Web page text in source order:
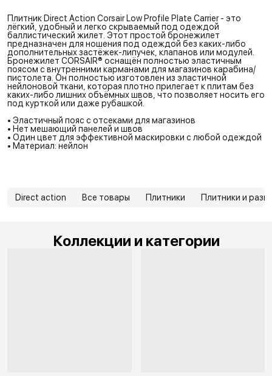
Плитник Direct Action Corsair Low Profile Plate Carrier - это
лёгкий, удобный и легко скрываемый под одеждой
баллистический жилет. Этот простой бронежилет
предназначен для ношения под одеждой без каких-либо
дополнительных застёжек-липучек, клапанов или модулей.
Бронежилет CORSAIR® оснащён полностью эластичным
поясом с внутренними карманами для магазинов карабина/
пистолета. Он полностью изготовлен из эластичной
нейлоновой ткани, которая плотно прилегает к плитам без
каких-либо лишних объёмных швов, что позволяет носить его
под курткой или даже рубашкой.
• Эластичный пояс с отсеками для магазинов
• Нет мешающий панелей и швов
• Один цвет для эффективной маскировки с любой одеждой
• Материал: нейлон
Direct action Все товары Плитники Плитники и
Коллекции и категории